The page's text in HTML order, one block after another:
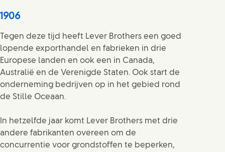
1906
Tegen deze tijd heeft Lever Brothers een goed
lopende exporthandel en fabrieken in drie
Europese landen en ook een in Canada,
Australië en de Verenigde Staten. Ook start de
onderneming bedrijven op in het gebied rond
de Stille Oceaan.
In hetzelfde jaar komt Lever Brothers met drie
andere fabrikanten overeen om de
concurrentie voor grondstoffen te beperken,